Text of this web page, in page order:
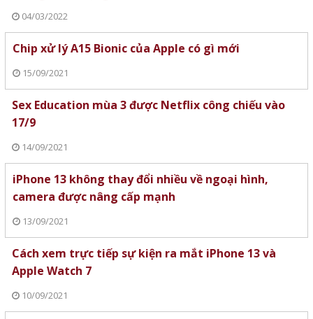
04/03/2022
Chip xử lý A15 Bionic của Apple có gì mới
15/09/2021
Sex Education mùa 3 được Netflix công chiếu vào
17/9
14/09/2021
iPhone 13 không thay đổi nhiều về ngoại hình,
camera được nâng cấp mạnh
13/09/2021
Cách xem trực tiếp sự kiện ra mắt iPhone 13 và
Apple Watch 7
10/09/2021